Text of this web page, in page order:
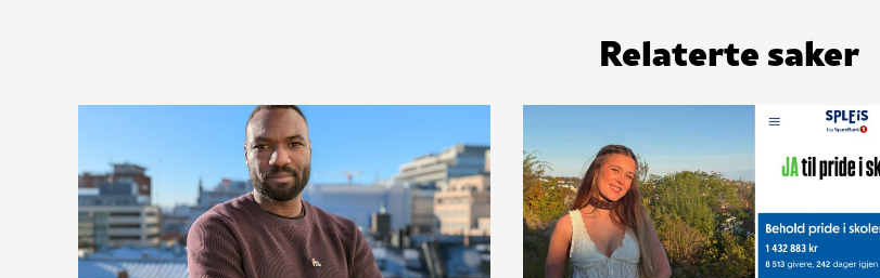
Relaterte saker